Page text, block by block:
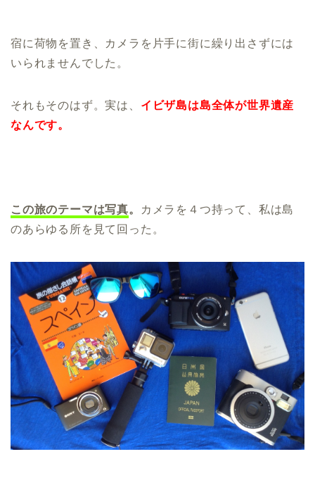
宿に荷物を置き、カメラを片手に街に繰り出さずには
いられませんでした。
それもそのはず。実は、 イビザ島は島全体が世界遺産
なんです。
この旅のテーマは写真。
カメラを４つ持って、私は島
のあらゆる所を見て回った。